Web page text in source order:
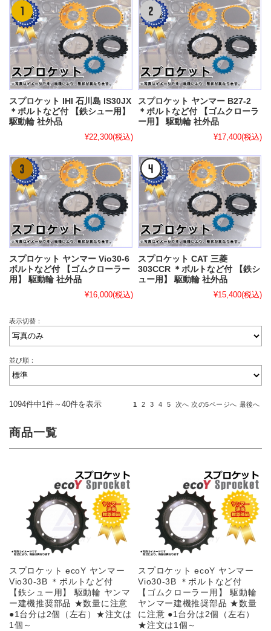
スプロケット IHI 石川島 IS30JX
＊ボルトなど付 【鉄シュー用】
駆動輪 社外品
¥22,300(税込)
スプロケット ヤンマー B27-2
＊ボルトなど付 【ゴムクローラ
ー用】 駆動輪 社外品
¥17,400(税込)
スプロケット ヤンマー Vio30-6
ボルトなど付 【ゴムクローラー
用】 駆動輪 社外品
¥16,000(税込)
スプロケット CAT 三菱
303CCR ＊ボルトなど付 【鉄シ
ュー用】 駆動輪 社外品
¥15,400(税込)
表示切替：
並び順：
1094件中1件～40件を表示 1 2 3 4 5 次へ 次の5ページへ 最後へ
商品一覧
スプロケット ecoY ヤンマー
Vio30-3B ＊ボルトなど付
【鉄シュー用】 駆動輪 ヤンマ
ー建機推奨部品 ★数量に注意
●1台分は2個（左右）★注文は
1個～
スプロケット ecoY ヤンマー
Vio30-3B ＊ボルトなど付
【ゴムクローラー用】 駆動輪
ヤンマー建機推奨部品 ★数量
に注意 ●1台分は2個（左右）
★注文は1個～